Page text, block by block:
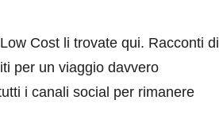
Cost li trovate qui. Racconti di
per un viaggio davvero
i canali social per rimanere